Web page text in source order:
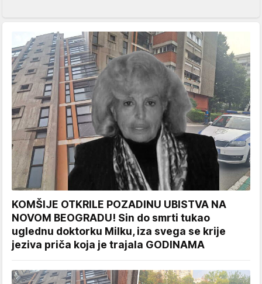
KOMŠIJE OTKRILE POZADINU UBISTVA NA
NOVOM BEOGRADU! Sin do smrti tukao
uglednu doktorku Milku, iza svega se krije
jeziva priča koja je trajala GODINAMA